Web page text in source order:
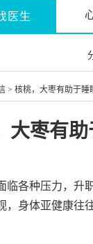
医生
> 核桃，大枣有助于睡
大枣有
临各种压力，升
，身体亚健康往